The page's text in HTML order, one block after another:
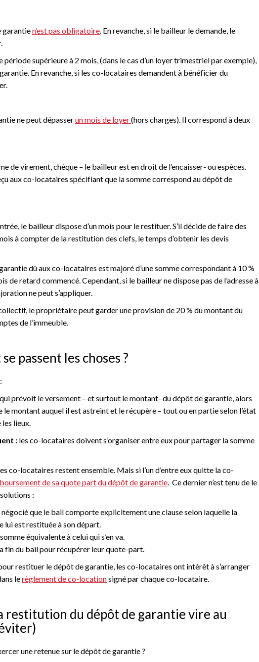
garantien’est pas obligatoire. En revanche, si le bailleur le demande, le
période supérieure à 2 mois, (dans le cas d’un loyer trimestriel par exemple),
En revanche, si les co-locataires demandent à bénéficier du
ne peut dépasserun mois de loyer(hors charges). Il correspond à deux
de virement, chèque – le bailleur est en droit de l’encaisser- ou espèces.
aux co-locataires spécifiant que la somme correspond au dépôt de
le bailleur dispose d’un mois pour le restituer. S’il décide de faire des
à compter de la restitution des clefs, le temps d’obtenir les devis
dû aux co-locataires est majoré d’une somme correspondant à 10 %
de retard commencé. Cependant, si le bailleur ne dispose pas de l’adresse à
ne peut s’appliquer.
le propriétaire peut garder une provision de 20 % du montant du
de l’immeuble.
passent les choses ?
qui prévoit le versement – et surtout le montant- du dépôt de garantie, alors
le montant auquel il est astreint et le récupère – tout ou en partie selon l’état
les lieux.
: les co-locataires doivent s’organiser entre eux pour partager la somme
co-locataires restent ensemble. Mais si l’un d’entre eux quitte la co-
de sa quote part du dépôt de garantie. Ce dernier n’est tenu de le
:
que le bail comporte explicitement une clause selon laquelle la
est restituée à son départ.
équivalente à celui qui s’en va.
fin du bail pour récupérer leur quote-part.
restituer le dépôt de garantie, les co-locataires ont intérêt à s’arranger
lerèglement de co-locationsigné par chaque co-locataire.
restitution du dépôt de garantie vire au
une retenue sur le dépôt de garantie ?